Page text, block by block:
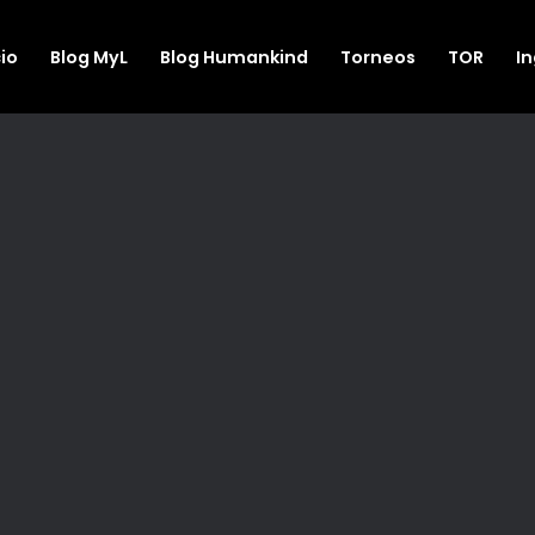
Blog MyL Blog Humankind Torneos TOR